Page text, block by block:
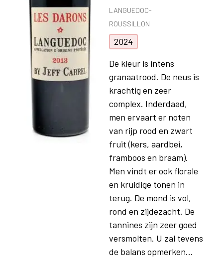
LANGUEDOC-
ROUSSILLON
2024
De kleur is intens
granaatrood. De neus is
krachtig en zeer
complex. Inderdaad,
men ervaart er noten
van rijp rood en zwart
fruit (kers, aardbei,
framboos en braam).
Men vindt er ook florale
en kruidige tonen in
terug. De mond is vol,
rond en zijdezacht. De
tannines zijn zeer goed
versmolten. U zal tevens
de balans opmerken...